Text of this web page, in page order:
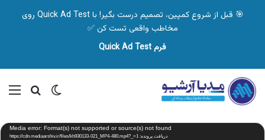
🎯 قبل از شروع کمپین، تصمیم درست بگیر! با Quick Ad Test روی
مخاطب واقعی تست کن ✅
فرم Quick Ad Test
تغییر پوسته
نمایشگر
ویدیو Media error: Format(s) not supported or source(s) not found
دریافت پرونده: https://cdn.mediaarshiv.ir/files/kh930133-021_MP4-480.mp4?_=1